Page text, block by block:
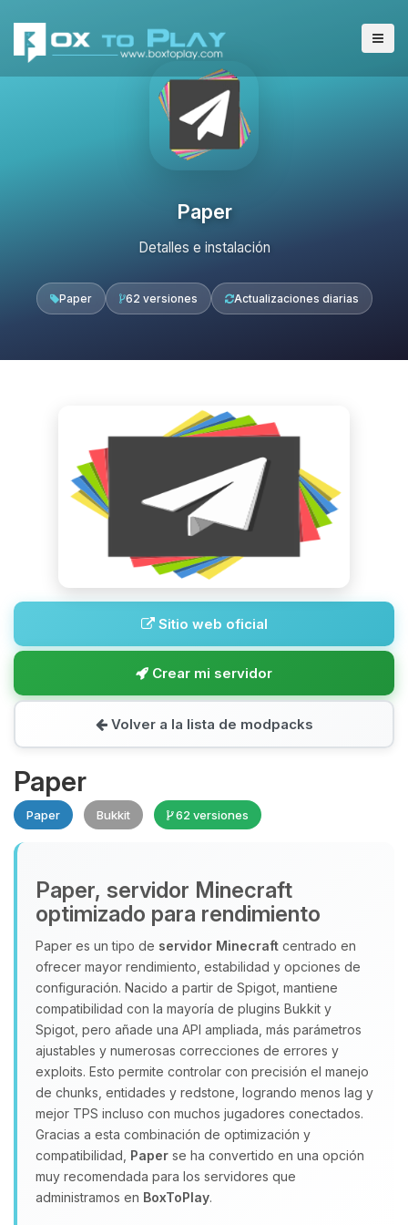
Paper
Detalles e instalación
Paper 62 versiones Actualizaciones diarias
Sitio web oficial
Crear mi servidor
Volver a la lista de modpacks
Paper
Paper Bukkit 62 versiones
Paper, servidor Minecraft
optimizado para rendimiento
Paper es un tipo de servidor Minecraft centrado en
ofrecer mayor rendimiento, estabilidad y opciones de
configuración. Nacido a partir de Spigot, mantiene
compatibilidad con la mayoría de plugins Bukkit y
Spigot, pero añade una API ampliada, más parámetros
ajustables y numerosas correcciones de errores y
exploits. Esto permite controlar con precisión el manejo
de chunks, entidades y redstone, logrando menos lag y
mejor TPS incluso con muchos jugadores conectados.
Gracias a esta combinación de optimización y
compatibilidad, Paper se ha convertido en una opción
muy recomendada para los servidores que
administramos en BoxToPlay.
Yupi, por fin alguien con quien
hablar! Soy Choupy, tu pequeno
asistente de BoxToPlay. Cuentame
que necesitas y moveré mis
pequenos circuitos para ayudarte.
09/08/2026 00:59